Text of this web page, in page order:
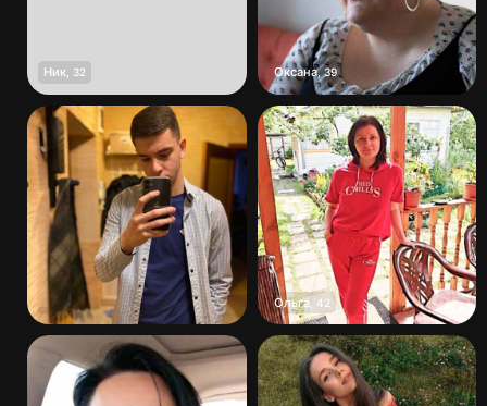
Ник 32 Оксана,39
Ольга 42